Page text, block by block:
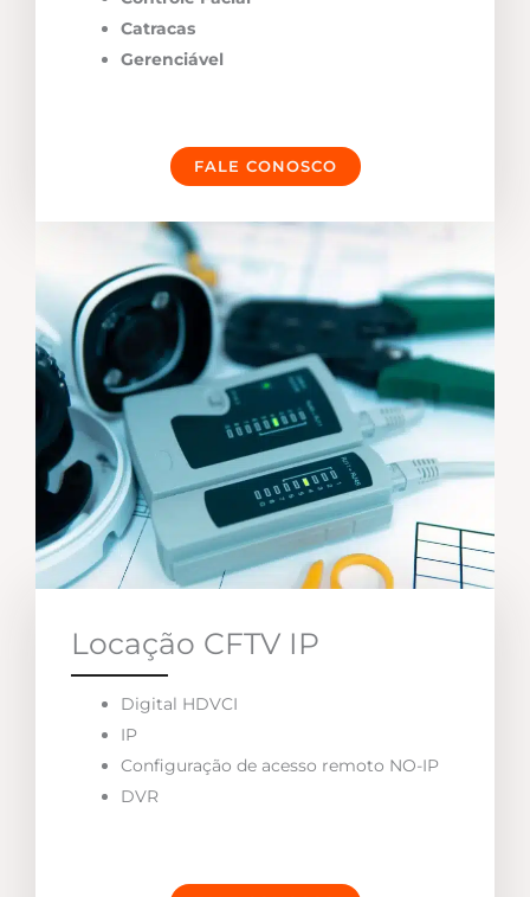
Catracas
Gerenciável
FALE CONOSCO
Locação CFTV IP
Digital HDVCI
IP
Configuração de acesso remoto NO-IP
DVR